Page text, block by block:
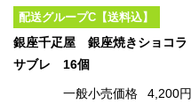
配送グループC【送料込】
銀座千疋屋 銀座焼きショコラ
サブレ 16個
一般小売価格 4,200円